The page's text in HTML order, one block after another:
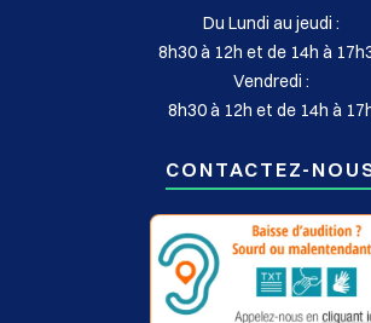
Du Lundi au jeudi :
8h30 à 12h et de 14h à
Vendredi :
8h30 à 12h et de 14h à
CONTACTEZ-